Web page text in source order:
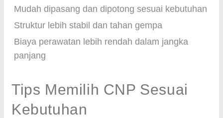
Mudah dipasang dan dipotong sesuai kebutuhan
Struktur lebih stabil dan tahan gempa
Biaya perawatan lebih rendah dalam jangka
panjang
Tips Memilih CNP Sesuai
Kebutuhan